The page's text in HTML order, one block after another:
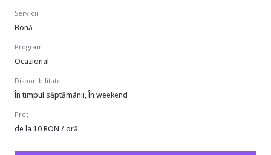
Servicii
Bonă
Program
Ocazional
Disponibilitate
În timpul săptămânii, În weekend
Preț
de la 10 RON / oră